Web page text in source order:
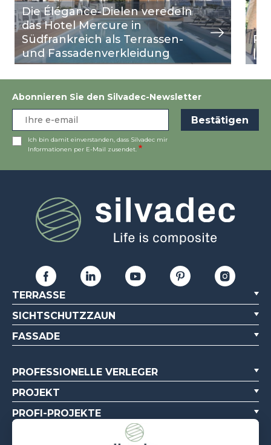
Die Élégance-Dielen veredeln
das Hotel Mercure in
Südfrankreich als Terrassen-
und Fassadenverkleidung
|
Abonnieren Sie den Silvadec-Newsletter
Ich bin damit einverstanden, dass Silvadec mir
Informationen per E-Mail zusendet.
TERRASSE
SICHTSCHUTZZAUN
FASSADE
PROFESSIONELLE VERLEGER
PROJEKT
PROFI-PROJEKTE